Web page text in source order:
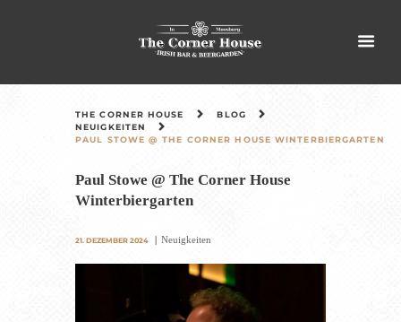
THE CORNER HOUSE
BLOG
NEUIGKEITEN
PAUL STOWE @ THE CORNER HOUSE WINTERBIERGARTEN
Paul Stowe @ The Corner House
Winterbiergarten
21. DEZEMBER 2024 Neuigkeiten